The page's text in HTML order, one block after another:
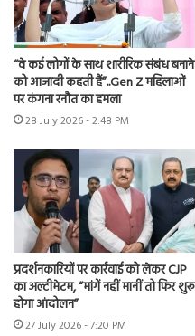
“वे कई लोगों के साथ शारीरिक संबंध बनाने
को आजादी कहती हैं”..Gen Z महिलाओं
पर कंगना रनौत का हमला
28 July 2026 - 2:48 PM
प्रदर्शनकारियों पर कार्रवाई को लेकर CJP
का अल्टीमेटम, “मांगें नहीं मानीं तो फिर शुरू
होगा आंदोलन”
27 July 2026 - 7:20 PM